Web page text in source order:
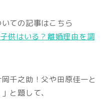
ての記事はこちら
供はいる？離婚理由を調
千之助！父や田原佳一と
と題して、